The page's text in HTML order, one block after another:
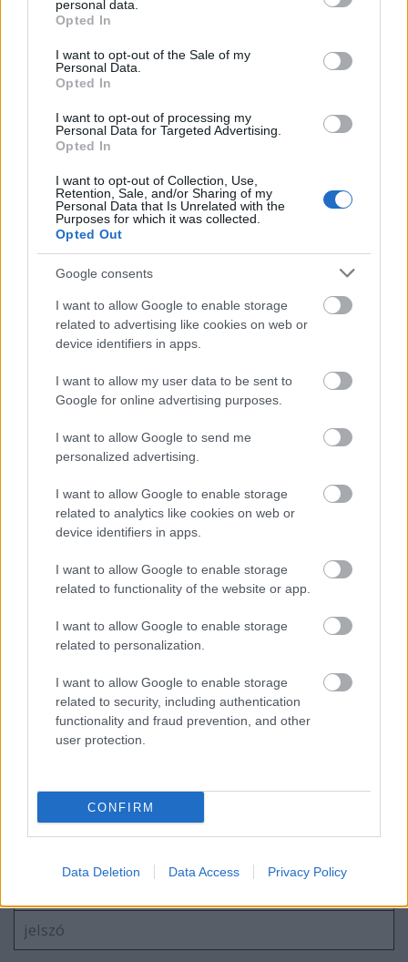
grant or deny consent to Google and its third-party tags to
use your data for below specified purposes in below Google
consent section.
personal data.
Opted In
I want to opt-out of the Sale of my
Personal Data.
Opted In
I want to opt-out of processing my
Personal Data for Targeted Advertising.
Opted In
I want to opt-out of Collection, Use,
Retention, Sale, and/or Sharing of my
Personal Data that Is Unrelated with the
Purposes for which it was collected.
Opted Out
Google consents
I want to allow Google to enable storage
related to advertising like cookies on web or
device identifiers in apps.
I want to allow my user data to be sent to
Google for online advertising purposes.
I want to allow Google to send me
personalized advertising.
I want to allow Google to enable storage
related to analytics like cookies on web or
device identifiers in apps.
I want to allow Google to enable storage
related to functionality of the website or app.
I want to allow Google to enable storage
related to personalization.
I want to allow Google to enable storage
related to security, including authentication
functionality and fraud prevention, and other
user protection.
CONFIRM
Data Deletion Data Access Privacy Policy
mechanikus játékok működnek. Manapság, mikor
szinte mindent elektromotorok és kifinomult
vezérlőelektronikák mozgatnak, irányítanak,
felüdülés ilyesmit látni.
Címkék: tatra lemezjáték zetor
Ajánlott bejegyzések:
Szerelemféltés, üldözés Budapesten
Drónverseny, élőben!
Fájni fog, de jó lesz
Instant X-szárnyú
Én bénáztam el
Szólj hozzá!